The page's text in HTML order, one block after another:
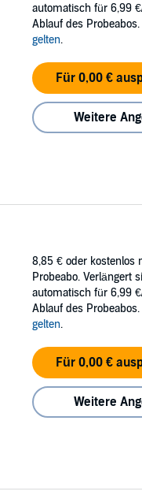
automatisch für 6,99
Ablauf des Probeabos.
gelten.
Für 0,00 €
Weitere
8,85 € oder kostenlos
Probeabo. Verlängert
automatisch für 6,99
Ablauf des Probeabos.
gelten.
Für 0,00 €
Weitere